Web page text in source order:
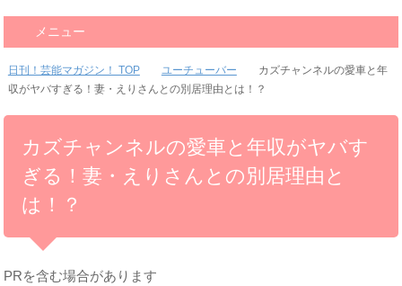
メニュー
日刊！芸能マガジン！ TOP ユーチューバー
カズチャンネルの愛車と年
収がヤバすぎる！妻・えりさんとの別居理由とは！？
カズチャンネルの愛車と年収がヤバす
ぎる！妻・えりさんとの別居理由と
は！？
PRを含む場合があります